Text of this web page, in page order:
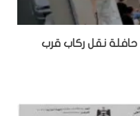
حافلة نقل ركاب قرب